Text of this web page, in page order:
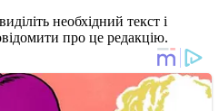
необхідний текст і
про це редакцію.